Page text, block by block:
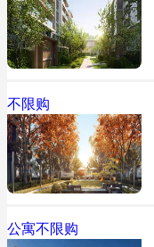
不限购
公寓不限购